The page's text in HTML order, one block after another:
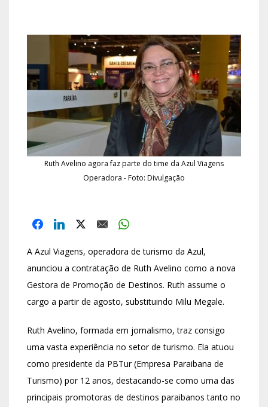
Ruth Avelino agora faz parte do time da Azul Viagens
Operadora - Foto: Divulgação
A Azul Viagens, operadora de turismo da Azul,
anunciou a contratação de Ruth Avelino como a nova
Gestora de Promoção de Destinos. Ruth assume o
cargo a partir de agosto, substituindo Milu Megale.
Ruth Avelino, formada em jornalismo, traz consigo
uma vasta experiência no setor de turismo. Ela atuou
como presidente da PBTur (Empresa Paraibana de
Turismo) por 12 anos, destacando-se como uma das
principais promotoras de destinos paraibanos tanto no